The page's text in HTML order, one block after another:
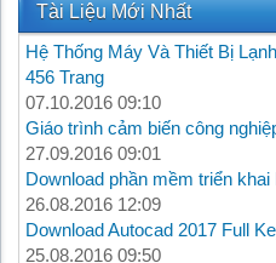
Tài Liệu Mới Nhất
Hệ Thống Máy Và Thiết Bị
456 Trang
07.10.2016 09:10
Giáo trình cảm biến công
27.09.2016 09:01
Download phần mềm triển khai
26.08.2016 12:09
Download Autocad 2017 Full
25.08.2016 09:50